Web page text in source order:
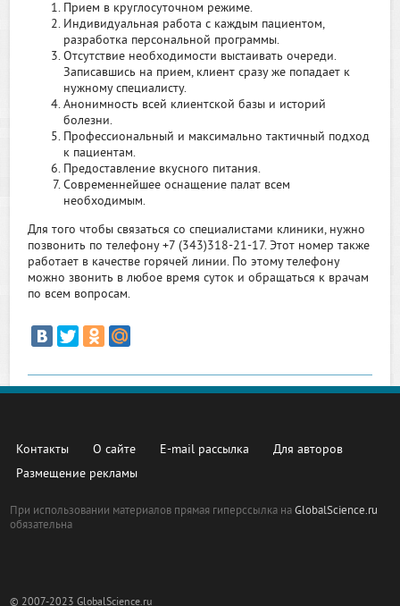
Прием в круглосуточном режиме.
Индивидуальная работа с каждым пациентом,
разработка персональной программы.
Отсутствие необходимости выстаивать очереди.
Записавшись на прием, клиент сразу же попадает к
нужному специалисту.
Анонимность всей клиентской базы и историй
болезни.
Профессиональный и максимально тактичный подход
к пациентам.
Предоставление вкусного питания.
Современнейшее оснащение палат всем
необходимым.
Для того чтобы связаться со специалистами клиники, нужно
позвонить по телефону +7 (343)318-21-17. Этот номер также
работает в качестве горячей линии. По этому телефону
можно звонить в любое время суток и обращаться к врачам
по всем вопросам.
Контакты О сайте E-mail рассылка
Для авторов
Размещение рекламы
При использовании материалов прямая гиперссылка наGlobalScience.ru
обязательна
© 2007-2023 GlobalScience.ru